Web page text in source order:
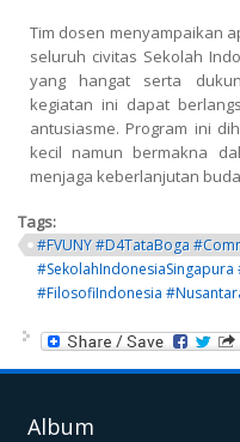
Tim dosen menyampaikan
seluruh civitas Sekolah
yang hangat serta
kegiatan ini dapat
antusiasme. Program ini
kecil namun bermakna
menjaga keberlanjutan
Tags:
#FVUNY #D4TataBoga
#SekolahIndonesiaSingapura
#FilosofiIndonesia
Album